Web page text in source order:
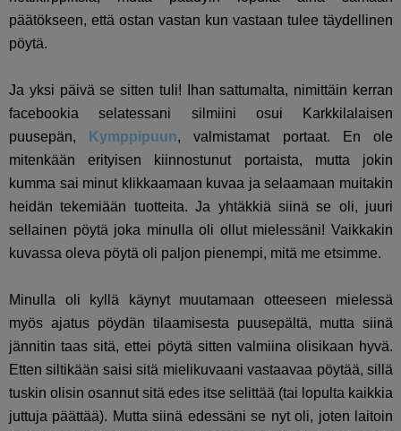
päätökseen, että ostan vastan kun vastaan tulee täydellinen
pöytä.
Ja yksi päivä se sitten tuli! Ihan sattumalta, nimittäin kerran
facebookia selatessani silmiini osui Karkkilalaisen
puusepän,
Kymppipuun, valmistamat portaat. En ole
mitenkään erityisen kiinnostunut portaista, mutta jokin
kumma sai minut klikkaamaan kuvaa ja selaamaan muitakin
heidän tekemiään tuotteita. Ja yhtäkkiä siinä se oli, juuri
sellainen pöytä joka minulla oli ollut mielessäni! Vaikkakin
kuvassa oleva pöytä oli paljon pienempi, mitä me etsimme.
Minulla oli kyllä käynyt muutamaan otteeseen mielessä
myös ajatus pöydän tilaamisesta puusepältä, mutta siinä
jännitin taas sitä, ettei pöytä sitten valmiina olisikaan hyvä.
Etten siltikään saisi sitä mielikuvaani vastaavaa pöytää, sillä
tuskin olisin osannut sitä edes itse selittää (tai lopulta kaikkia
juttuja päättää). Mutta siinä edessäni se nyt oli, joten laitoin